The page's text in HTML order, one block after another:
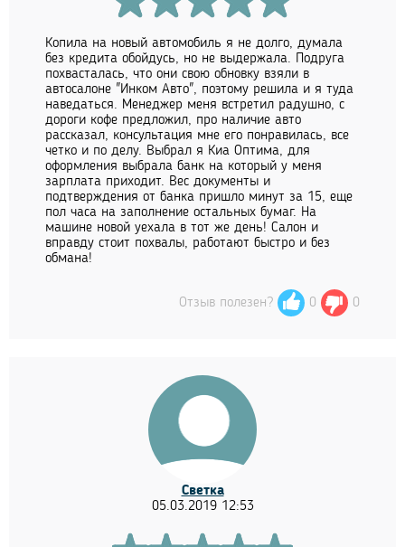
Копила на новый автомобиль я не долго, думала
без кредита обойдусь, но не выдержала. Подруга
похвасталась, что они свою обновку взяли в
автосалоне "Инком Авто", поэтому решила и я туда
наведаться. Менеджер меня встретил радушно, с
дороги кофе предложил, про наличие авто
рассказал, консультация мне его понравилась, все
четко и по делу. Выбрал я Киа Оптима, для
оформления выбрала банк на который у меня
зарплата приходит. Вес документы и
подтверждения от банка пришло минут за 15, еще
пол часа на заполнение остальных бумаг. На
машине новой уехала в тот же день! Салон и
вправду стоит похвалы, работают быстро и без
обмана!
Отзыв полезен? 0 0
Светка
05.03.2019 12:53